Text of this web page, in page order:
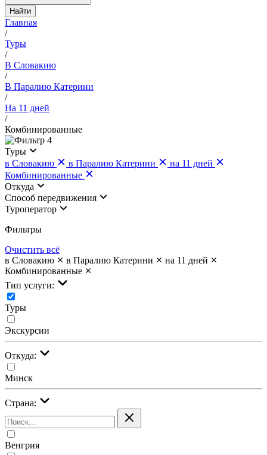
Найти
Главная
/
Туры
/
В Словакию
/
В Паралию Катерини
/
На 11 дней
/
Комбинированные
4
Туры
в Словакию
в Паралию Катерини
на 11 дней
Комбинированные
Откуда
Cпособ передвижения
Туроператор
Фильтры
Очистить всё
в Словакию
в Паралию Катерини
на 11 дней
Комбинированные
Тип услуги:
Туры
Экскурсии
Откуда:
Минск
Страна:
Венгрия